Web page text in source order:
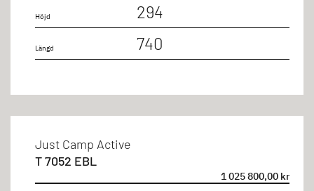
Höjd 294
Längd 740
Just Camp Active
T 7052 EBL
1 025 800,00 kr